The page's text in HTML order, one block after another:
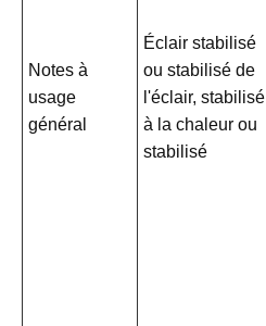
Notes à
usage
général
Éclair stabilisé
ou stabilisé de
l'éclair, stabilisé
à la chaleur ou
stabilisé